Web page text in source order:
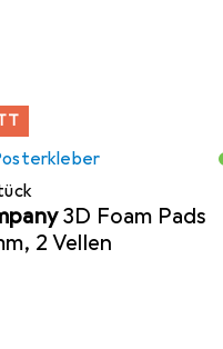
3D Foam Pads
2 Vellen